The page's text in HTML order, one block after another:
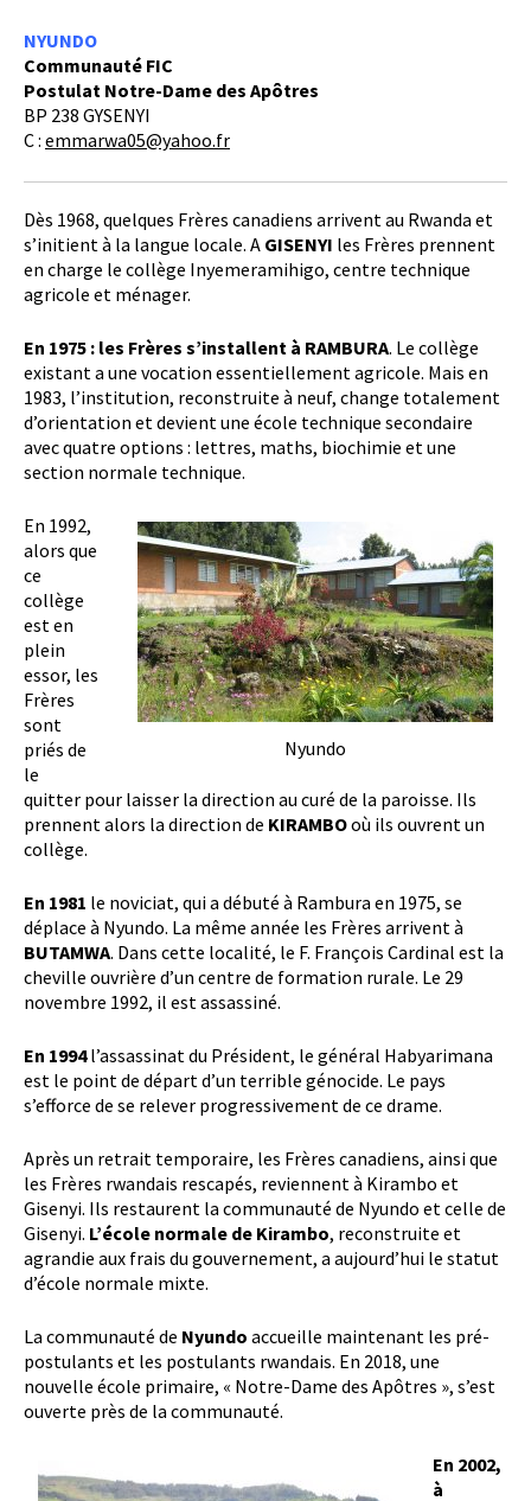
NYUNDO
Communauté FIC
Postulat Notre-Dame des Apôtres
BP 238 GYSENYI
C : emmarwa05@yahoo.fr
Dès 1968, quelques Frères canadiens arrivent au Rwanda et
s’initient à la langue locale. A GISENYI les Frères prennent
en charge le collège Inyemeramihigo, centre technique
agricole et ménager.
En 1975 : les Frères s’installent à RAMBURA. Le collège
existant a une vocation essentiellement agricole. Mais en
1983, l’institution, reconstruite à neuf, change totalement
d’orientation et devient une école technique secondaire
avec quatre options : lettres, maths, biochimie et une
section normale technique.
Nyundo
En 1992,
alors que
ce
collège
est en
plein
essor, les
Frères
sont
priés de
le
quitter pour laisser la direction au curé de la paroisse. Ils
prennent alors la direction de KIRAMBOoù ils ouvrent un
collège.
En 1981 le noviciat, qui a débuté à Rambura en 1975, se
déplace à Nyundo. La même année les Frères arrivent à
BUTAMWA. Dans cette localité, le F. François Cardinal est la
cheville ouvrière d’un centre de formation rurale. Le 29
novembre 1992, il est assassiné.
En 1994l’assassinat du Président, le général Habyarimana
est le point de départ d’un terrible génocide. Le pays
s’efforce de se relever progressivement de ce drame.
Après un retrait temporaire, les Frères canadiens, ainsi que
les Frères rwandais rescapés, reviennent à Kirambo et
Gisenyi. Ils restaurent la communauté de Nyundo et celle de
Gisenyi. L’école normale de Kirambo, reconstruite et
agrandie aux frais du gouvernement, a aujourd’hui le statut
d’école normale mixte.
La communauté de Nyundo accueille maintenant les pré-
postulants et les postulants rwandais. En 2018, une
nouvelle école primaire, « Notre-Dame des Apôtres », s’est
ouverte près de la communauté.
En 2002,
à